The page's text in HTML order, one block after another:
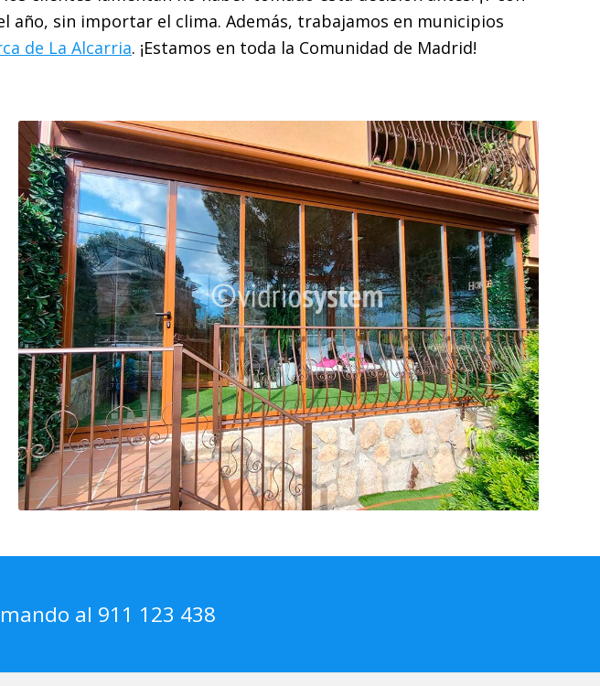
sin importar el clima. Además, trabajamos en municipios
de La Alcarria. ¡Estamos en toda la Comunidad de Madrid!
al 911 123 438